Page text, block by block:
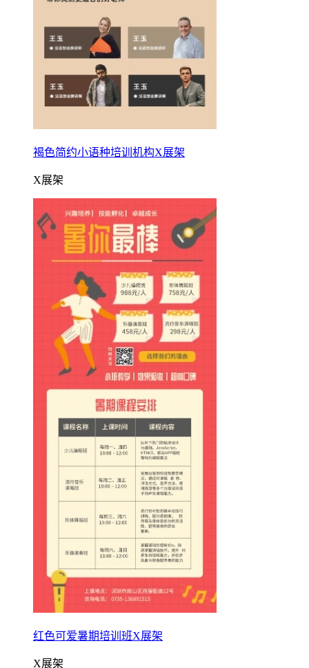
褐色简约小语种培训机构X展架
X展架
红色可爱暑期培训班X展架
X展架